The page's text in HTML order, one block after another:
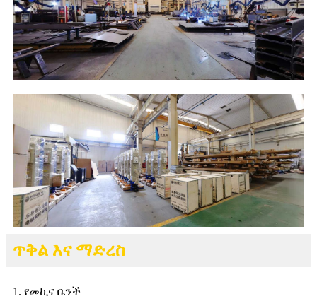
ጥቅል እና ማድረስ
1. የመኪና ቤንች